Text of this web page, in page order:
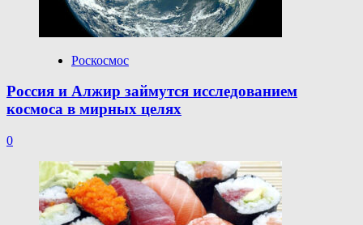
Роскосмос
Россия и Алжир займутся исследованием
космоса в мирных целях
0